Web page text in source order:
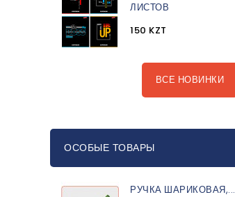
ЛИСТОВ
150 KZT
ВСЕ НОВИНКИ
ОСОБЫЕ ТОВАРЫ
РУЧКА ШАРИКОВАЯ,...